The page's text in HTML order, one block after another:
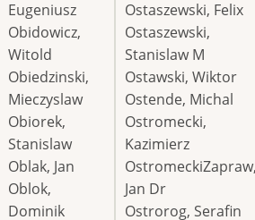
Eugeniusz
Obidowicz,
Witold
Obiedzinski,
Mieczyslaw
Obiorek,
Stanislaw
Oblak, Jan
Oblok,
Dominik
Ostaszewski, Felix
Ostaszewski,
Stanislaw M
Ostawski, Wiktor
Ostende, Michal
Ostromecki,
Kazimierz
Jan Dr
Ostrorog, Serafin